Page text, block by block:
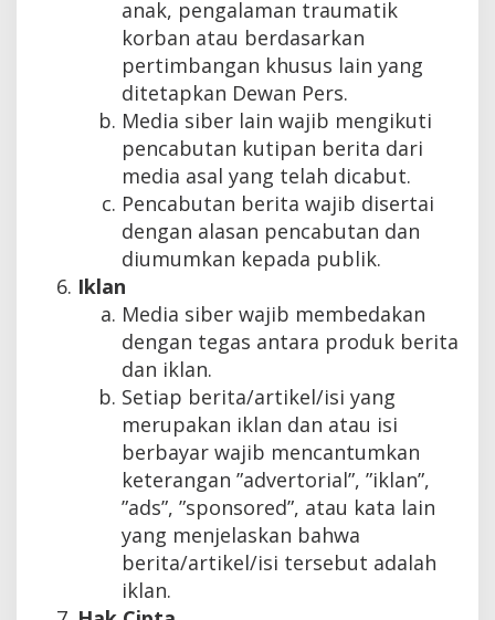
anak, pengalaman traumatik
korban atau berdasarkan
pertimbangan khusus lain yang
ditetapkan Dewan Pers.
Media siber lain wajib mengikuti
pencabutan kutipan berita dari
media asal yang telah dicabut.
Pencabutan berita wajib disertai
dengan alasan pencabutan dan
diumumkan kepada publik.
Iklan
Media siber wajib membedakan
dengan tegas antara produk berita
dan iklan.
Setiap berita/artikel/isi yang
merupakan iklan dan atau isi
berbayar wajib mencantumkan
keterangan ”advertorial”, ”iklan”,
”ads”, ”sponsored”, atau kata lain
yang menjelaskan bahwa
berita/artikel/isi tersebut adalah
iklan.